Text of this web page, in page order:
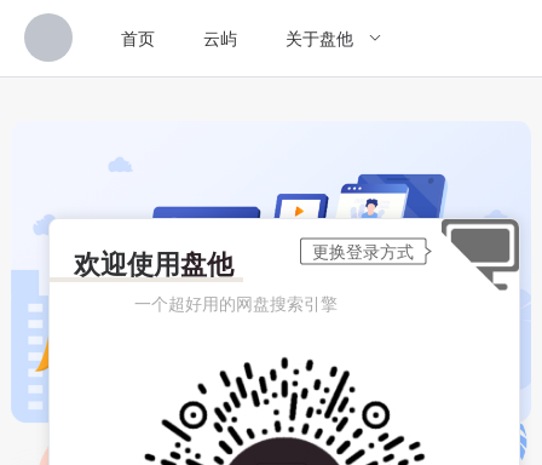
首页 云屿 关于盘他
欢迎使用盘他
一个超好用的网盘搜索引擎